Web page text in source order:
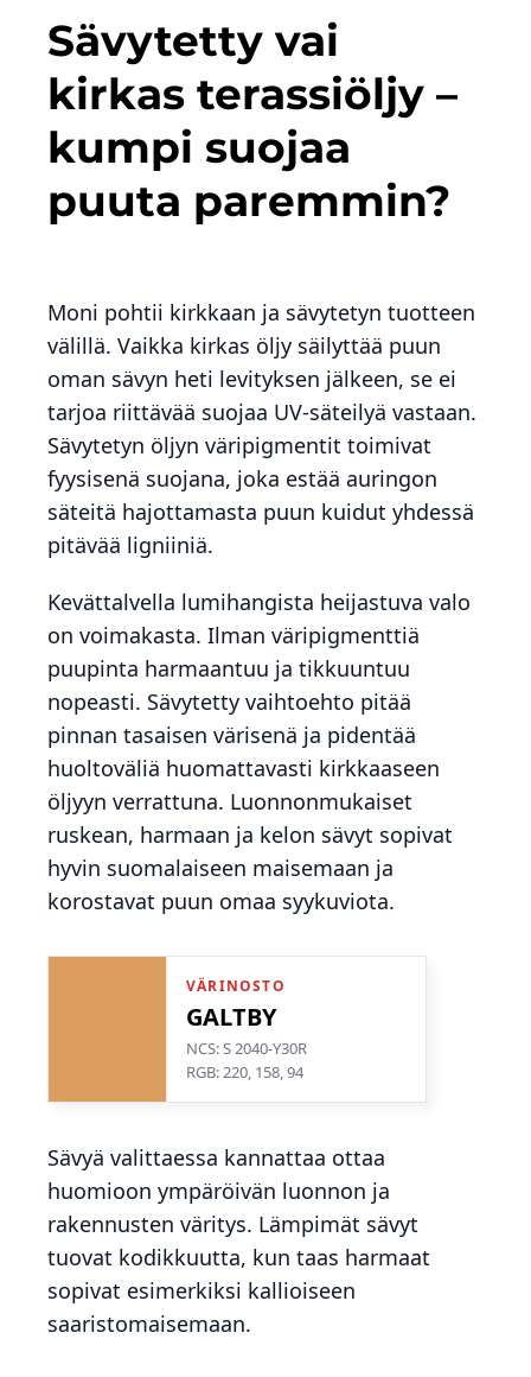
Sävytetty vai
kirkas terassiöljy –
kumpi suojaa
puuta paremmin?
Moni pohtii kirkkaan ja sävytetyn tuotteen
välillä. Vaikka kirkas öljy säilyttää puun
oman sävyn heti levityksen jälkeen, se ei
tarjoa riittävää suojaa UV-säteilyä vastaan.
Sävytetyn öljyn väripigmentit toimivat
fyysisenä suojana, joka estää auringon
säteitä hajottamasta puun kuidut yhdessä
pitävää ligniiniä.
Kevättalvella lumihangista heijastuva valo
on voimakasta. Ilman väripigmenttiä
puupinta harmaantuu ja tikkuuntuu
nopeasti. Sävytetty vaihtoehto pitää
pinnan tasaisen värisenä ja pidentää
huoltoväliä huomattavasti kirkkaaseen
öljyyn verrattuna. Luonnonmukaiset
ruskean, harmaan ja kelon sävyt sopivat
hyvin suomalaiseen maisemaan ja
korostavat puun omaa syykuviota.
VÄRINOSTO
GALTBY
NCS: S 2040-Y30R
RGB: 220, 158, 94
Sävyä valittaessa kannattaa ottaa
huomioon ympäröivän luonnon ja
rakennusten väritys. Lämpimät sävyt
tuovat kodikkuutta, kun taas harmaat
sopivat esimerkiksi kallioiseen
saaristomaisemaan.